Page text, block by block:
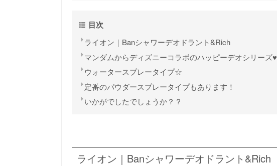
目次
ライオン｜Banシャワーデオドラント&Rich
マンダムからディズニーコラボのハッピーデオシリーズ♥
ウォータースプレータイプ☆
定番のパウダースプレータイプもあります！
いかがでしたでしょうか？？
ライオン｜Banシャワーデオドラント&Rich